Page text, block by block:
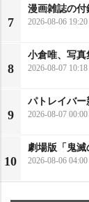
7
漫画雑誌の付
2026-08-06 19:20
8
小倉唯、写
2026-08-07 10:18
9
パトレイバ
2026-08-07 00:00
10
劇場版「鬼
2026-08-06 04:00